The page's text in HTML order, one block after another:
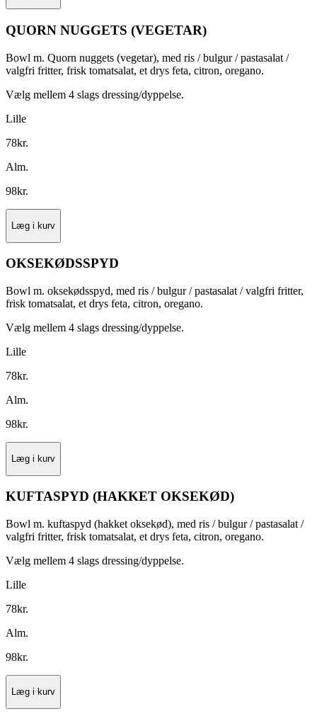
QUORN NUGGETS (VEGETAR)
Bowl m. Quorn nuggets (vegetar), med ris / bulgur / pastasalat /
valgfri fritter, frisk tomatsalat, et drys feta, citron, oregano.
Vælg mellem 4 slags dressing/dyppelse.
Lille
78kr.
Alm.
98kr.
Læg i kurv
OKSEKØDSSPYD
Bowl m. oksekødsspyd, med ris / bulgur / pastasalat / valgfri fritter,
frisk tomatsalat, et drys feta, citron, oregano.
Vælg mellem 4 slags dressing/dyppelse.
Lille
78kr.
Alm.
98kr.
Læg i kurv
KUFTASPYD (HAKKET OKSEKØD)
Bowl m. kuftaspyd (hakket oksekød), med ris / bulgur / pastasalat /
valgfri fritter, frisk tomatsalat, et drys feta, citron, oregano.
Vælg mellem 4 slags dressing/dyppelse.
Lille
78kr.
Alm.
98kr.
Læg i kurv